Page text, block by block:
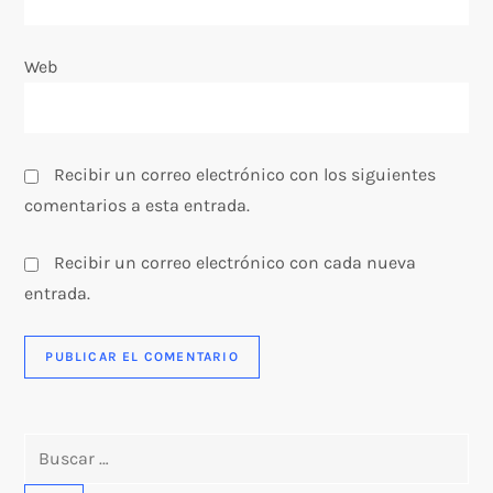
Web
Recibir un correo electrónico con los siguientes
comentarios a esta entrada.
Recibir un correo electrónico con cada nueva
entrada.